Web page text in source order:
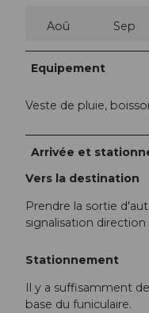
Aoû Sep
Equipement
Veste de pluie,
Arrivée et
Vers la destination
Prendre la sortie
signalisation
Stationnement
Il y a suffisamment
base du funiculaire.